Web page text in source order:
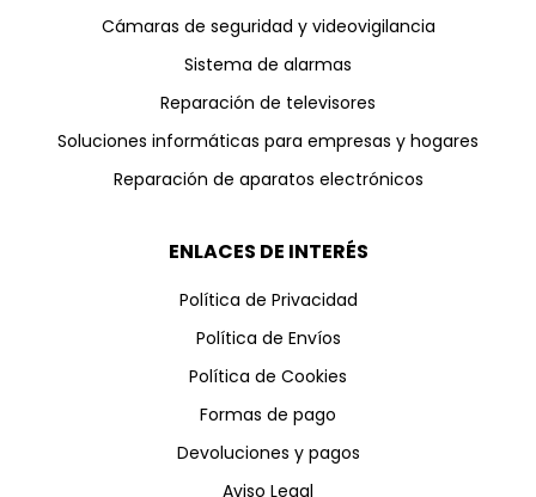
Cámaras de seguridad y videovigilancia
Sistema de alarmas
Reparación de televisores
Soluciones informáticas para empresas y hogares
Reparación de aparatos electrónicos
ENLACES DE INTERÉS
Política de Privacidad
Política de Envíos
Política de Cookies
Formas de pago
Devoluciones y pagos
Aviso Legal